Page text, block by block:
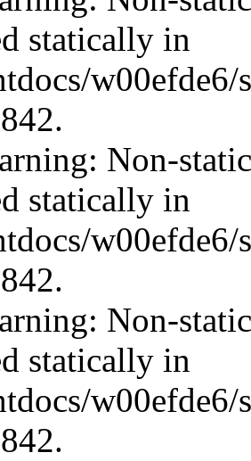
statically in
w00efde6/
Non-
statically in
w00efde6/
Non-
statically in
w00efde6/